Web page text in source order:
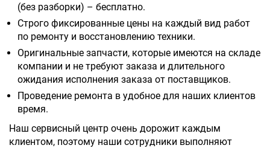
(без разборки) – бесплатно.
Строго фиксированные цены на каждый вид работ
по ремонту и восстановлению техники.
Оригинальные запчасти, которые имеются на складе
компании и не требуют заказа и длительного
ожидания исполнения заказа от поставщиков.
Проведение ремонта в удобное для наших клиентов
время.
Наш сервисный центр очень дорожит каждым
клиентом, поэтому наши сотрудники выполняют